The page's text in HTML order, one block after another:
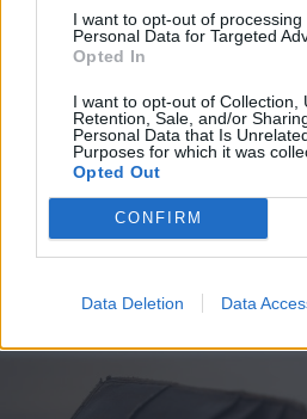
I want to opt-out of processing
Personal Data for Targeted
Opted In
I want to opt-out of Collection,
Retention, Sale, and/or
Personal Data that Is
Purposes for which it was
Opted Out
CONFIRM
Data Deletion Data
2026. február 12., csütörtök
A hivatalos
nettó átlagbér